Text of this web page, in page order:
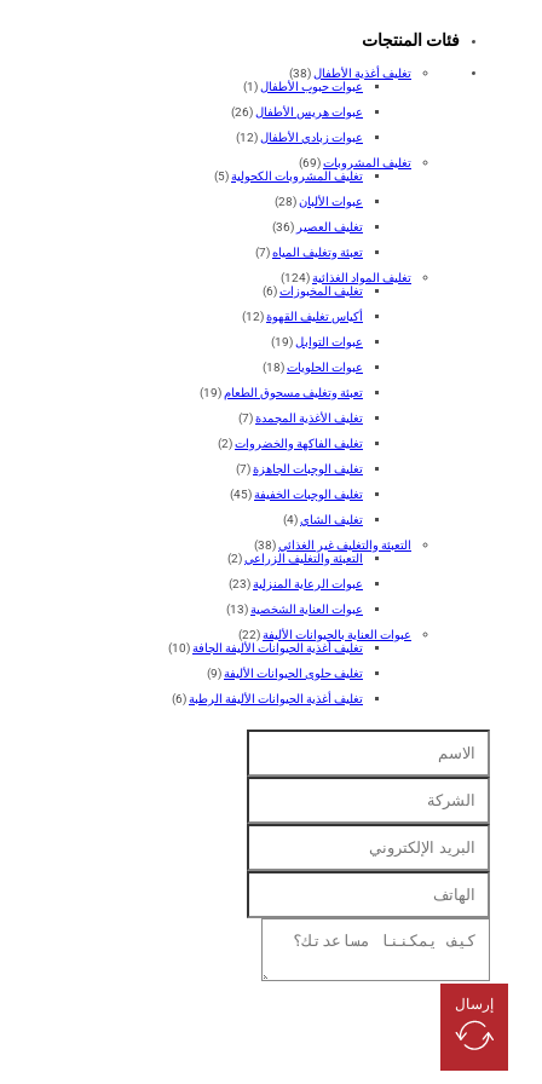
فئات المنتجات
تغليف أغذية الأطفال(38)
عبوات حبوب الأطفال(1)
عبوات هريس الأطفال(26)
عبوات زبادي الأطفال (12)
تغليف المشروبات(69)
تغليف المشروبات الكحولية(5)
عبوات الألبان(28)
تغليف العصير(36)
تعبئة وتغليف المياه(7)
تغليف المواد الغذائية(124)
تغليف المخبوزات(6)
أكياس تغليف القهوة(12)
عبوات التوابل(19)
عبوات الحلويات(18)
تعبئة وتغليف مسحوق الطعام(19)
تغليف الأغذية المجمدة(7)
تغليف الفاكهة والخضروات(2)
تغليف الوجبات الجاهزة(7)
تغليف الوجبات الخفيفة(45)
تغليف الشاي(4)
التعبئة والتغليف غير الغذائي(38)
التعبئة والتغليف الزراعي (2)
عبوات الرعاية المنزلية(23)
عبوات العناية الشخصية(13)
عبوات العناية بالحيوانات الأليفة(22)
تغليف أغذية الحيوانات الأليفة الجافة(10)
تغليف حلوى الحيوانات الأليفة(9)
تغليف أغذية الحيوانات الأليفة الرطبة(6)